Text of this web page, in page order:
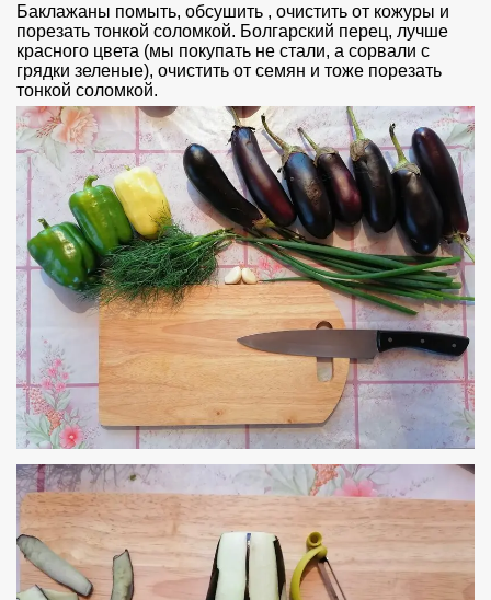
Баклажаны помыть, обсушить , очистить от кожуры и
порезать тонкой соломкой. Болгарский перец, лучше
красного цвета (мы покупать не стали, а сорвали с
грядки зеленые), очистить от семян и тоже порезать
тонкой соломкой.